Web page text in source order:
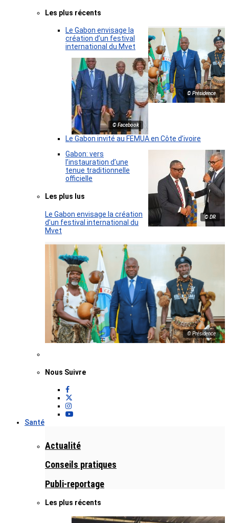
Les plus récents
© Présidence
Le Gabon envisage la
création d’un festival
international du Mvet
© Facebook
Le Gabon invité au FEMUA en Côte d’ivoire
© DR
Gabon: vers
l’instauration d’une
tenue traditionnelle
officielle
Les plus lus
Le Gabon envisage la création
d’un festival international du
Mvet
© Présidence
Nous Suivre
Santé
Actualité
Conseils pratiques
Publi-reportage
Les plus récents